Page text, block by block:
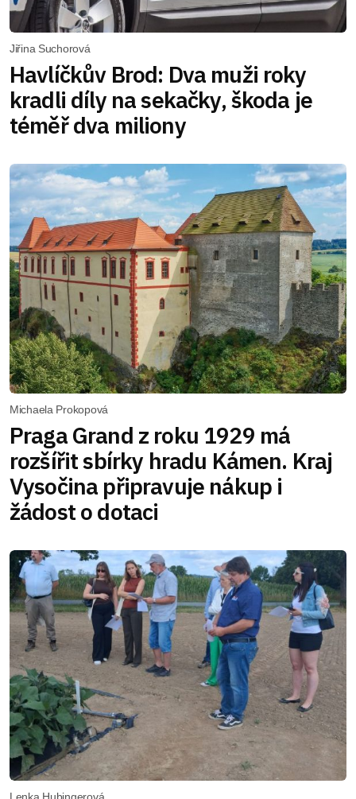
Jiřina Suchorová
Havlíčkův Brod: Dva muži roky
kradli díly na sekačky, škoda je
téměř dva miliony
Michaela Prokopová
Praga Grand z roku 1929 má
rozšířit sbírky hradu Kámen. Kraj
Vysočina připravuje nákup i
žádost o dotaci
Lenka Hubingerová